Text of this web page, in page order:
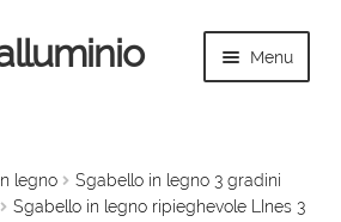
Menu
menu
child
legno
Sgabello in legno 3 gradini
Sgabello in legno ripieghevole LInes 3